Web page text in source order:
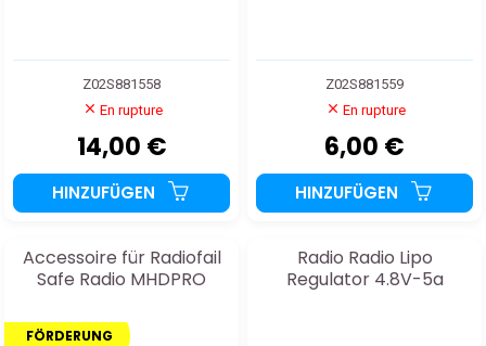
Z02S881558
En rupture
14,00 €
HINZUFÜGEN
Z02S881559
En rupture
6,00 €
HINZUFÜGEN
Accessoire für Radiofail
Safe Radio MHDPRO
FÖRDERUNG
Radio Radio Lipo
Regulator 4.8V-5a